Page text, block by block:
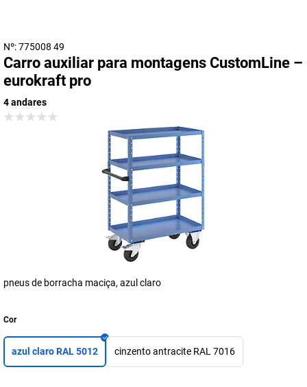
Nº: 775008 49
Carro auxiliar para montagens CustomLine –
eurokraft pro
4 andares
pneus de borracha maciça, azul claro
Cor
azul claro RAL 5012 cinzento antracite RAL 7016